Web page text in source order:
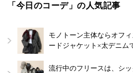
「今日のコーデ」の人気記事
モノトーン主体ならオフ
ードジャケット×太デニム
流行中のフリースは、シ